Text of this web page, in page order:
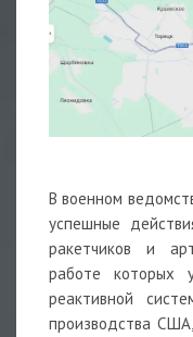
В военном
успешные
ракетчиков и
работе которых
реактивной
производства